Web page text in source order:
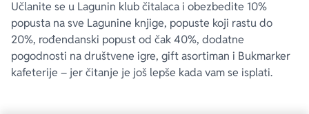
Učlanite se u Lagunin klub čitalaca i obezbedite 10%
popusta na sve Lagunine knjige, popuste koji rastu do
20%, rođendanski popust od čak 40%, dodatne
pogodnosti na društvene igre, gift asortiman i Bukmarker
kafeterije – jer čitanje je još lepše kada vam se isplati.